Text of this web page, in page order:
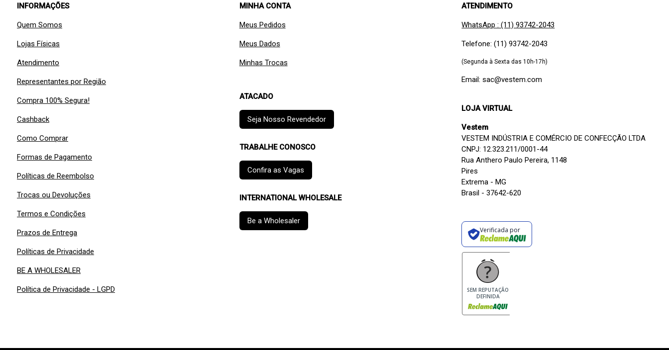
INFORMAÇÕES
Quem Somos
Lojas Físicas
Atendimento
Representantes por Região
Compra 100% Segura!
Cashback
Como Comprar
Formas de Pagamento
Políticas de Reembolso
Trocas ou Devoluções
Termos e Condições
Prazos de Entrega
Políticas de Privacidade
BE A WHOLESALER
Política de Privacidade - LGPD
MINHA CONTA
Meus Pedidos
Meus Dados
Minhas Trocas
ATACADO
Seja Nosso Revendedor
TRABALHE CONOSCO
Confira as Vagas
INTERNATIONAL WHOLESALE
Be a Wholesaler
ATENDIMENTO
WhatsApp : (11) 93742-2043
Telefone: (11) 93742-2043
(Segunda à Sexta das 10h-17h)
Email: sac@vestem.com
LOJA VIRTUAL
Vestem
VESTEM INDÚSTRIA E COMÉRCIO DE CONFECÇÃO LTDA
CNPJ: 12.323.211/0001-44
Rua Anthero Paulo Pereira, 1148
Pires
Extrema - MG
Brasil - 37642-620
Verificada por
SEM REPUTAÇÃO
DEFINIDA